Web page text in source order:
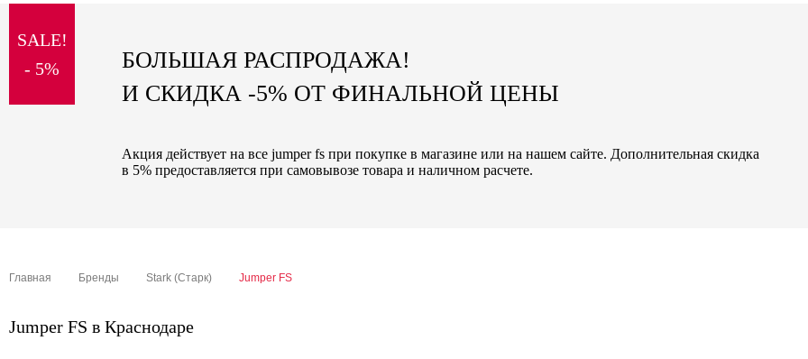
special price
SALE!
- 5%
БОЛЬШАЯ РАСПРОДАЖА!
И СКИДКА -5% ОТ ФИНАЛЬНОЙ ЦЕНЫ
Акция действует на все jumper fs при покупке в магазине или на нашем сайте. Дополнительная скидка
в 5% предоставляется при самовывозе товара и наличном расчете.
Главная Бренды Stark (Старк) Jumper FS
Jumper FS в Краснодаре